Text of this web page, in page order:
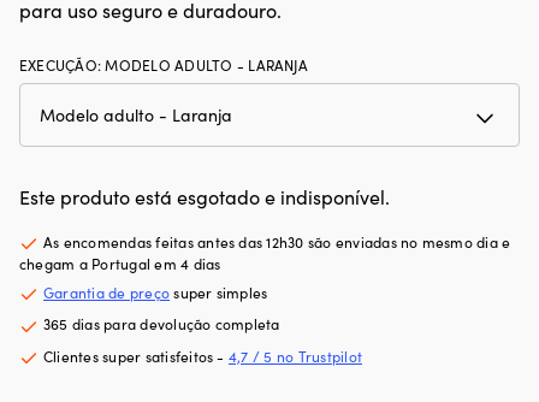
para uso seguro e duradouro.
EXECUÇÃO: MODELO ADULTO - LARANJA
Este produto está esgotado e indisponível.
As encomendas feitas antes das 12h30 são enviadas no mesmo dia e
chegam a Portugal em 4 dias
Garantia de preçosuper simples
365 dias para devolução completa
Clientes super satisfeitos - 4,7 / 5 no Trustpilot